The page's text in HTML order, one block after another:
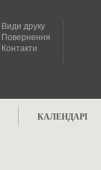
Види друку
Повернення
Контакти
КАЛЕНДАРІ